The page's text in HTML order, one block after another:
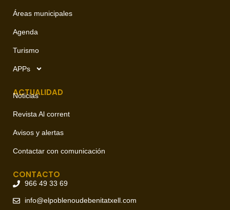
Áreas municipales
Agenda
Turismo
APPs
ACTUALIDAD
Noticias
Revista Al corrent
Avisos y alertas
Contactar con comunicación
CONTACTO
966 49 33 69
info@elpoblenoudebenitatxell.com